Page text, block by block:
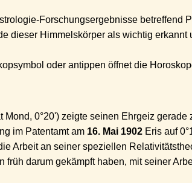
Forschungsergebnisse betreffend
dieser Himmelskörper als wichtig
oder antippen öffnet die
Mond, 0°20') zeigte seinen Ehrgeiz
im Patentamt am 16. Mai 1902Eris auf
Arbeit an seiner speziellen
früh darum gekämpft haben, mit seiner